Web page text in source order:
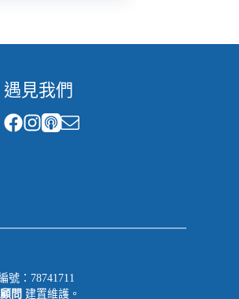
遇見我們
號：78741711
問 建置維護。